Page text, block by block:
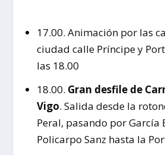
17.00. Animación por las
ciudad calle Príncipe y
las 18.00
18.00. Gran desfile de
Vigo. Salida desde la
Peral, pasando por García
Policarpo Sanz hasta la